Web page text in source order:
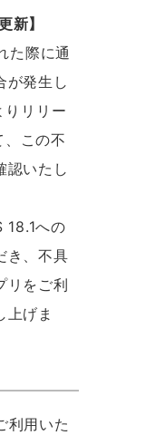
新】
た際に通
が発生し
リリー
、この不
認いたし
18.1への
き、不具
リをご利
上げま
利用いた